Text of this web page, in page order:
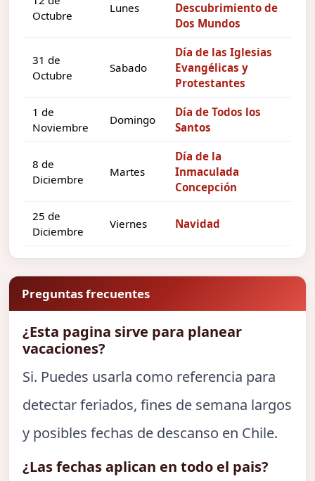
Octubre
Lunes
Descubrimiento de
Dos Mundos
31 de
Octubre
Sabado
Día de las Iglesias
Evangélicas y
Protestantes
1 de
Noviembre
Domingo
Día de Todos los
Santos
8 de
Diciembre
Martes
Día de la
Inmaculada
Concepción
25 de
Diciembre
Viernes Navidad
Preguntas frecuentes
¿Esta pagina sirve para planear
vacaciones?
Si. Puedes usarla como referencia para
detectar feriados, fines de semana largos
y posibles fechas de descanso en Chile.
¿Las fechas aplican en todo el pais?